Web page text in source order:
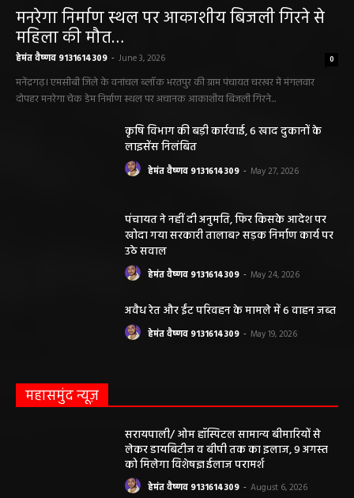
मनरेगा निर्माण स्थल पर आकाशीय बिजली गिरने से
महिला की मौत…
हेमंत वैष्णव 9131614309 - June 3, 2026 0
मनेंद्रगढ़। एमसीबी जिले के वनांचल ब्लॉक भरतपुर की ग्राम पंचायत चरखर में मंगलवार
दोपहर मनरेगा चेक डेम निर्माण स्थल पर अचानक आकाशीय बिजली गिरने...
कृषि विभाग की बड़ी कार्रवाई, 6 खाद दुकानों के
लाइसेंस निलंबित
हेमंत वैष्णव 9131614309 - May 27, 2026
पंचायत ने नहीं दी अनुमति, फिर किसके आदेश पर
खोदा गया सरकारी तालाब? सड़क निर्माण कार्य पर
उठे सवाल
हेमंत वैष्णव 9131614309 - May 24, 2026
अवैध रेत और ईंट परिवहन के मामले में 6 वाहन जब्त
हेमंत वैष्णव 9131614309 - May 19, 2026
महासमुंद न्यूज़
सरायपाली/ ओम हॉस्पिटल सामान्य बीमारियों से
लेकर डायबिटीज व बीपी तक का इलाज, 9 अगस्त
को मिलेगा विशेषज्ञ ईलाज परामर्श
हेमंत वैष्णव 9131614309 - August 6, 2026